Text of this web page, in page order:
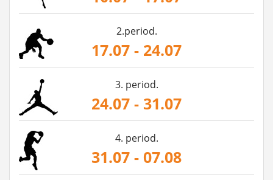
2.period.
17.07 - 24.07
3. period.
24.07 - 31.07
4. period.
31.07 - 07.08